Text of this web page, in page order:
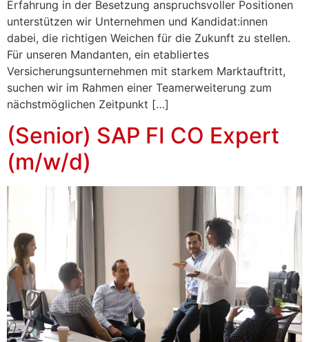
Erfahrung in der Besetzung anspruchsvoller Positionen
unterstützen wir Unternehmen und Kandidat:innen
dabei, die richtigen Weichen für die Zukunft zu stellen.
Für unseren Mandanten, ein etabliertes
Versicherungsunternehmen mit starkem Marktauftritt,
suchen wir im Rahmen einer Teamerweiterung zum
nächstmöglichen Zeitpunkt […]
(Senior) SAP FI CO Expert
(m/w/d)